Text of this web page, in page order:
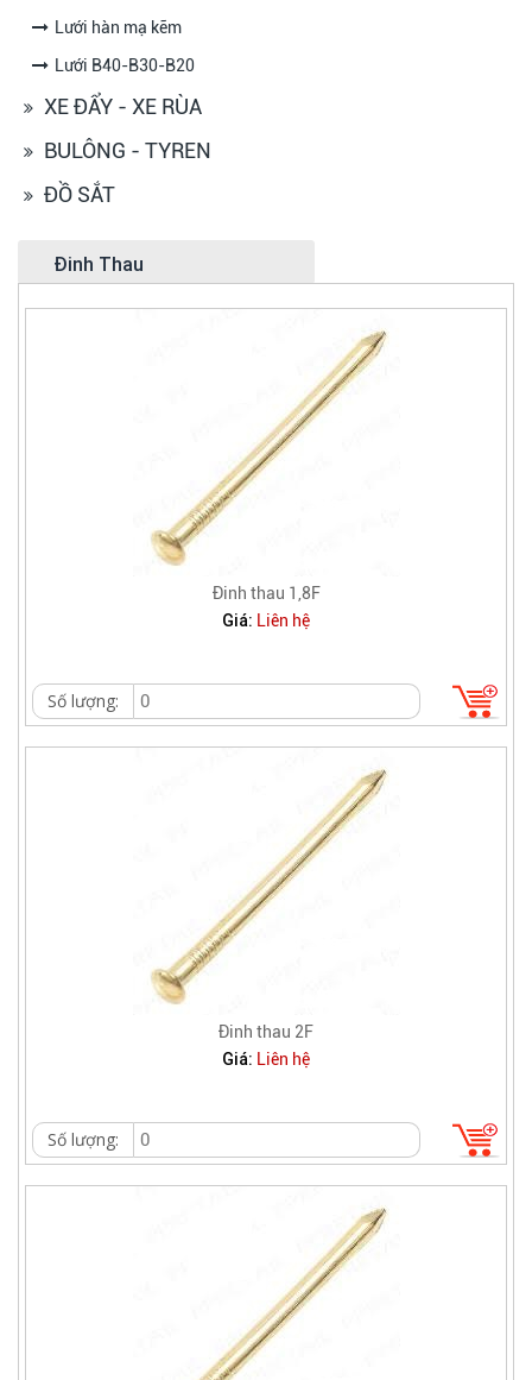
Lưới hàn mạ kẽm
Lưới B40-B30-B20
XE ĐẨY - XE RÙA
BULÔNG - TYREN
ĐỒ SẮT
Đinh Thau
Đinh thau 1,8F
Giá: Liên hệ
Số lượng:
Đinh thau 2F
Giá: Liên hệ
Số lượng: